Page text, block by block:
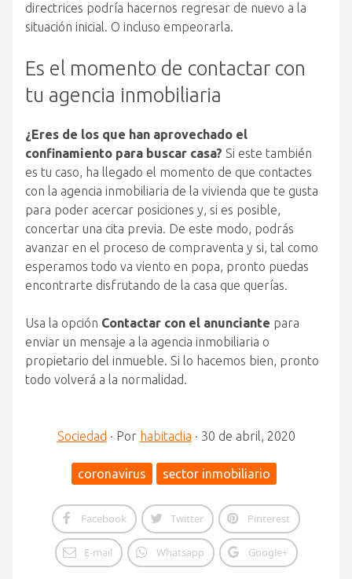
directrices podría hacernos regresar de nuevo a la
situación inicial. O incluso empeorarla.
Es el momento de contactar con
tu agencia inmobiliaria
¿Eres de los que han aprovechado el
confinamiento para buscar casa? Si este también
es tu caso, ha llegado el momento de que contactes
con la agencia inmobiliaria de la vivienda que te gusta
para poder acercar posiciones y, si es posible,
concertar una cita previa. De este modo, podrás
avanzar en el proceso de compraventa y si, tal como
esperamos todo va viento en popa, pronto puedas
encontrarte disfrutando de la casa que querías.
Usa la opción Contactar con el anunciante para
enviar un mensaje a la agencia inmobiliaria o
propietario del inmueble. Si lo hacemos bien, pronto
todo volverá a la normalidad.
Sociedad · Por habitaclia · 30 de abril, 2020
coronavirus sector inmobiliario
Facebook Twitter Pinterest
E-mail Whatsapp Google+